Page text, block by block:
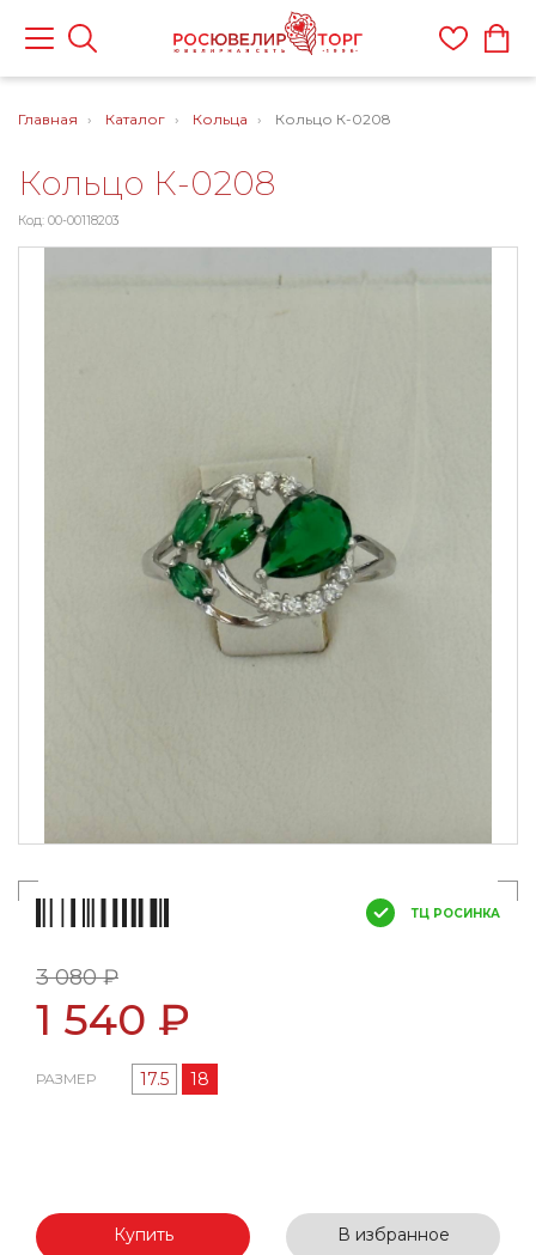
Главная Каталог Кольца Кольцо К-0208
Кольцо К-0208
Код: 00-00118203
ТЦ РОСИНКА
3 080 ₽
1 540 ₽
РАЗМЕР 17.5 18
Купить В избранное